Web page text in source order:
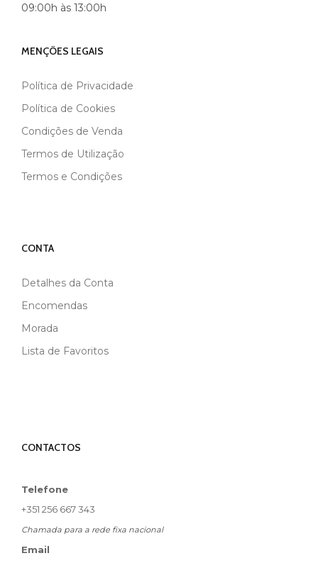
09:00h às 13:00h
MENÇÕES LEGAIS
Política de Privacidade
Política de Cookies
Condições de Venda
Termos de Utilização
Termos e Condições
CONTA
Detalhes da Conta
Encomendas
Morada
Lista de Favoritos
CONTACTOS
Telefone
+351 256 667 343
Chamada para a rede fixa nacional
Email